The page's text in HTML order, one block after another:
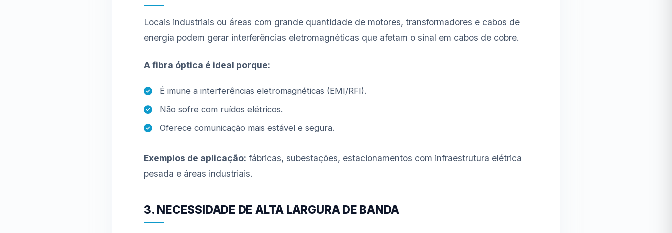
Locais industriais ou áreas com grande quantidade de motores, transformadores e cabos de
energia podem gerar interferências eletromagnéticas que afetam o sinal em cabos de cobre.
A fibra óptica é ideal porque:
É imune a interferências eletromagnéticas (EMI/RFI).
Não sofre com ruídos elétricos.
Oferece comunicação mais estável e segura.
Exemplos de aplicação: fábricas, subestações, estacionamentos com infraestrutura elétrica
pesada e áreas industriais.
3. NECESSIDADE DE ALTA LARGURA DE BANDA